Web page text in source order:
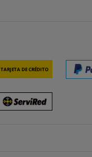
Tarjeta de crédito